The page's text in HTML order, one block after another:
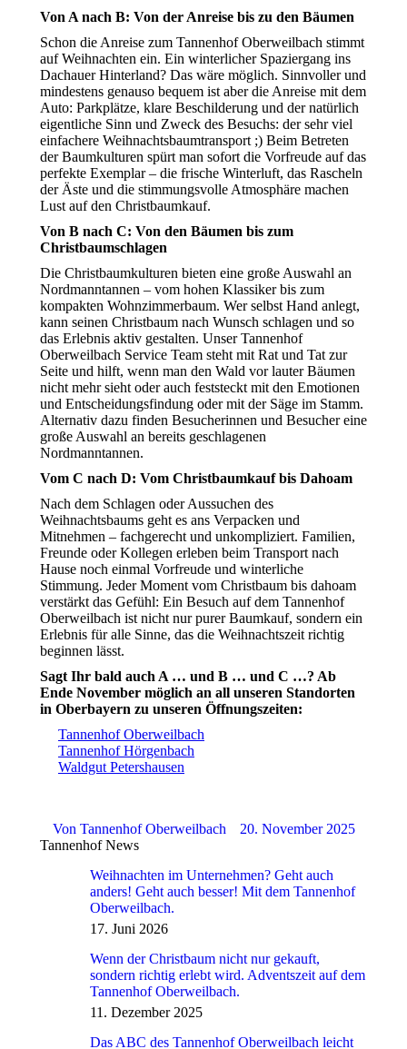
Von A nach B: Von der Anreise bis zu den Bäumen
Schon die Anreise zum Tannenhof Oberweilbach stimmt
auf Weihnachten ein. Ein winterlicher Spaziergang ins
Dachauer Hinterland? Das wäre möglich. Sinnvoller und
mindestens genauso bequem ist aber die Anreise mit dem
Auto: Parkplätze, klare Beschilderung und der natürlich
eigentliche Sinn und Zweck des Besuchs: der sehr viel
einfachere Weihnachtsbaumtransport ;) Beim Betreten
der Baumkulturen spürt man sofort die Vorfreude auf das
perfekte Exemplar – die frische Winterluft, das Rascheln
der Äste und die stimmungsvolle Atmosphäre machen
Lust auf den Christbaumkauf.
Von B nach C: Von den Bäumen bis zum
Christbaumschlagen
Die Christbaumkulturen bieten eine große Auswahl an
Nordmanntannen – vom hohen Klassiker bis zum
kompakten Wohnzimmerbaum. Wer selbst Hand anlegt,
kann seinen Christbaum nach Wunsch schlagen und so
das Erlebnis aktiv gestalten. Unser Tannenhof
Oberweilbach Service Team steht mit Rat und Tat zur
Seite und hilft, wenn man den Wald vor lauter Bäumen
nicht mehr sieht oder auch feststeckt mit den Emotionen
und Entscheidungsfindung oder mit der Säge im Stamm.
Alternativ dazu finden Besucherinnen und Besucher eine
große Auswahl an bereits geschlagenen
Nordmanntannen.
Vom C nach D: Vom Christbaumkauf bis Dahoam
Nach dem Schlagen oder Aussuchen des
Weihnachtsbaums geht es ans Verpacken und
Mitnehmen – fachgerecht und unkompliziert. Familien,
Freunde oder Kollegen erleben beim Transport nach
Hause noch einmal Vorfreude und winterliche
Stimmung. Jeder Moment vom Christbaum bis dahoam
verstärkt das Gefühl: Ein Besuch auf dem Tannenhof
Oberweilbach ist nicht nur purer Baumkauf, sondern ein
Erlebnis für alle Sinne, das die Weihnachtszeit richtig
beginnen lässt.
Sagt Ihr bald auch A … und B … und C …? Ab
Ende November möglich an all unseren Standorten
in Oberbayern zu unseren Öffnungszeiten:
Tannenhof Oberweilbach
Tannenhof Hörgenbach
Waldgut Petershausen
Von Tannenhof Oberweilbach
20. November 2025
Tannenhof News
Weihnachten im Unternehmen? Geht auch
anders! Geht auch besser! Mit dem Tannenhof
Oberweilbach.
17. Juni 2026
Wenn der Christbaum nicht nur gekauft,
sondern richtig erlebt wird. Adventszeit auf dem
Tannenhof Oberweilbach.
11. Dezember 2025
Das ABC des Tannenhof Oberweilbach leicht